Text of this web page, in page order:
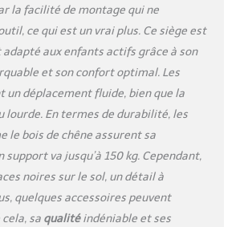
Stokke Nomi est facile à
utiliser dans toute la
maison. En fait, elle est si
légère que vous pouvez
même l'accrocher au
bord de votre table pour
la ranger après les repas.
DURE TOUTE UNE VIE -
Cette chaise peut être
utilisée dès la naissance
et toute la vie. Le siège
et le repose-pieds sont
réglables d'une simple
la facilité de montage qui ne
ce qui est un vrai plus. Ce siège est
aux enfants actifs grâce à son
et son confort optimal. Les
un déplacement fluide, bien que la
lourde. En termes de durabilité, les
le bois de chêne assurent sa
va jusqu’à 150 kg. Cependant,
noires sur le sol, un détail à
quelques accessoires peuvent
sa qualitéindéniable et ses